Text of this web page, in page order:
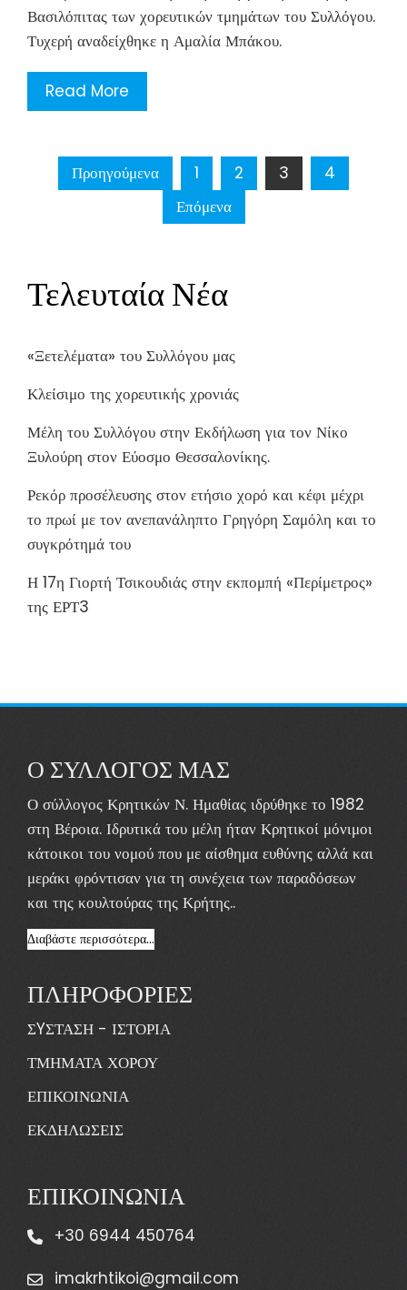
Βασιλόπιτας των χορευτικών τμημάτων του Συλλόγου.
Τυχερή αναδείχθηκε η Αμαλία Μπάκου.
Read More
Σελιδοποίηση
Προηγούμενα 1 2 3
4
Επόμενα
Τελευταία Νέα
«Ξετελέματα» του Συλλόγου μας
Κλείσιμο της χορευτικής χρονιάς
Μέλη του Συλλόγου στην Εκδήλωση για τον Νίκο
Ξυλούρη στον Εύοσμο Θεσσαλονίκης.
Ρεκόρ προσέλευσης στον ετήσιο χορό και κέφι μέχρι
το πρωί με τον ανεπανάληπτο Γρηγόρη Σαμόλη και το
συγκρότημά του
Η 17η Γιορτή Τσικουδιάς στην εκπομπή «Περίμετρος»
της ΕΡΤ3
Ο ΣΥΛΛΟΓΟΣ ΜΑΣ
Ο σύλλογος Κρητικών Ν. Ημαθίας ιδρύθηκε το 1982
στη Βέροια. Ιδρυτικά του μέλη ήταν Κρητικοί μόνιμοι
κάτοικοι του νομού που με αίσθημα ευθύνης αλλά και
μεράκι φρόντισαν για τη συνέχεια των παραδόσεων
και της κουλτούρας της Κρήτης..
Διαβάστε περισσότερα...
ΠΛΗΡΟΦΟΡΙΕΣ
ΣYΣΤΑΣΗ - ΙΣΤΟΡΙΑ
ΤΜΗΜΑΤΑ ΧΟΡΟΥ
ΕΠΙΚΟΙΝΩΝΙΑ
ΕΚΔΗΛΩΣΕΙΣ
ΕΠΙΚΟΙΝΩΝΙΑ
+30 6944 450764
imakrhtikoi@gmail.com